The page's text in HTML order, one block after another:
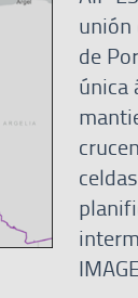
unión
de
única